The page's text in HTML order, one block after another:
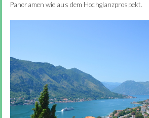
Panoramen wie aus dem Hochglanzprospekt.